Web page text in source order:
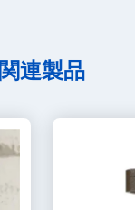
関連製品